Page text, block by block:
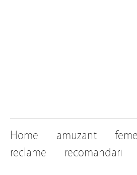
Home amuzant
reclame
recomandari